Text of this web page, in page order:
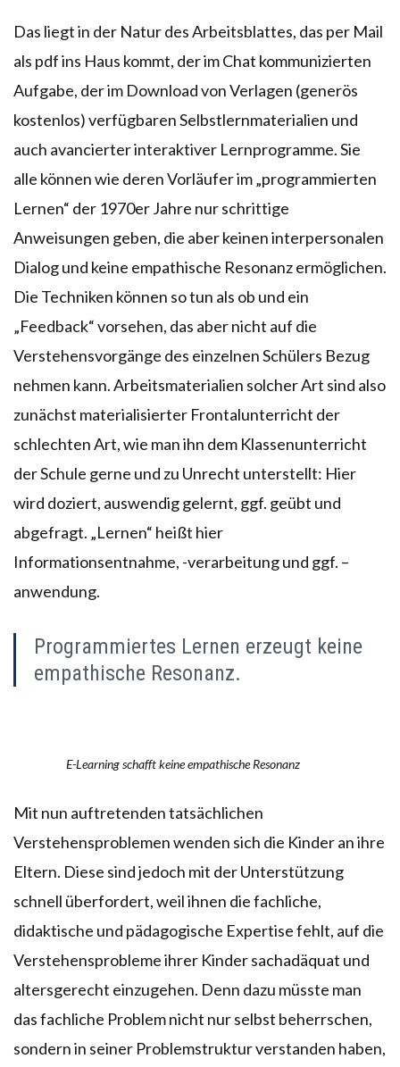
Das liegt in der Natur des Arbeitsblattes, das per Mail
als pdf ins Haus kommt, der im Chat kommunizierten
Aufgabe, der im Download von Verlagen (generös
kostenlos) verfügbaren Selbstlernmaterialien und
auch avancierter interaktiver Lernprogramme. Sie
alle können wie deren Vorläufer im „programmierten
Lernen“ der 1970er Jahre nur schrittige
Anweisungen geben, die aber keinen interpersonalen
Dialog und keine empathische Resonanz ermöglichen.
Die Techniken können so tun als ob und ein
„Feedback“ vorsehen, das aber nicht auf die
Verstehensvorgänge des einzelnen Schülers Bezug
nehmen kann. Arbeitsmaterialien solcher Art sind also
zunächst materialisierter Frontalunterricht der
schlechten Art, wie man ihn dem Klassenunterricht
der Schule gerne und zu Unrecht unterstellt: Hier
wird doziert, auswendig gelernt, ggf. geübt und
abgefragt. „Lernen“ heißt hier
Informationsentnahme, -verarbeitung und ggf. –
anwendung.
Programmiertes Lernen erzeugt keine
empathische Resonanz.
E-Learning schafft keine empathische Resonanz
Mit nun auftretenden tatsächlichen
Verstehensproblemen wenden sich die Kinder an ihre
Eltern. Diese sind jedoch mit der Unterstützung
schnell überfordert, weil ihnen die fachliche,
didaktische und pädagogische Expertise fehlt, auf die
Verstehensprobleme ihrer Kinder sachadäquat und
altersgerecht einzugehen. Denn dazu müsste man
das fachliche Problem nicht nur selbst beherrschen,
sondern in seiner Problemstruktur verstanden haben,